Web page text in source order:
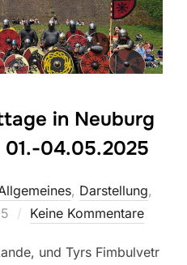
in Neuburg
01.-04.05.2025
, Darstellung,
Keine Kommentare
und Tyrs Fimbulvetr